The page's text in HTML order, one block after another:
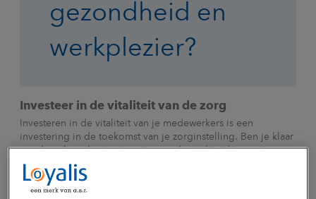
gezondheid en
werkplezier?
Investeer in de vitaliteit van de zorg
Investeren in de vitaliteit van je medewerkers is een
investering in de toekomst van je zorginstelling. Ben je klaar
om de volgende stap te zetten en de vitaliteit binnen jouw
organisatie naar een hoger niveau te tillen? Wij bieden
gepersonaliseerde ondersteuning en advies om je te helpen
bij het ontwikkelen van een effectief